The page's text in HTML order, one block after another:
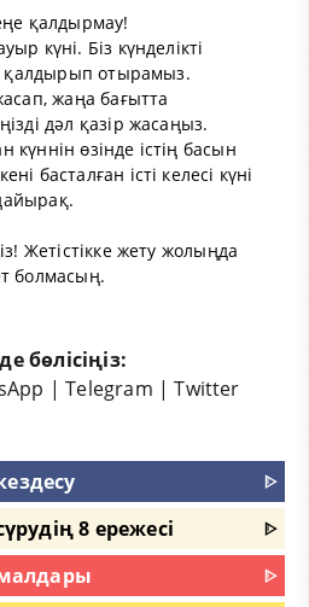
қалдырмау!
күні. Біз күнделікті
қалдырып отырамыз.
жаңа бағытта
дәл қазір жасаңыз.
өзінде істің басын
басталған істі келесі күні
Жетістікке жету жолыңда
болмасың.
бөлісіңіз:
|Telegram |Twitter
ᐈ
8 ережесі
ᐈ
ᐈ